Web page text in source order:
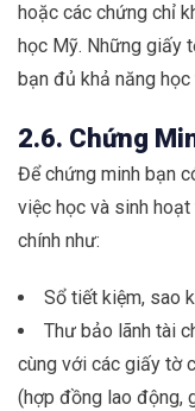
hoặc các chứng chỉ
học Mỹ. Những giấy
bạn đủ khả năng
2.6. Chứng
Để chứng minh bạn
việc học và sinh
chính như:
Sổ tiết kiệm, sao
Thư bảo lãnh tài
cùng với các giấy tờ
(hợp đồng lao động,